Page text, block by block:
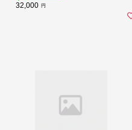
32,000 円